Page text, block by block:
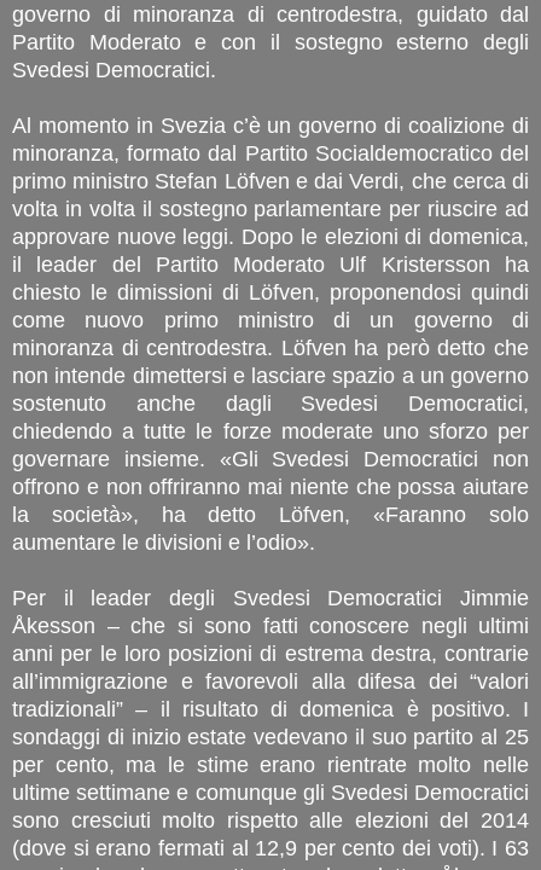
governo di minoranza di centrodestra, guidato dal
Partito Moderato e con il sostegno esterno degli
Svedesi Democratici.
Al momento in Svezia c’è un governo di coalizione di
minoranza, formato dal Partito Socialdemocratico del
primo ministro Stefan Löfven e dai Verdi, che cerca di
volta in volta il sostegno parlamentare per riuscire ad
approvare nuove leggi. Dopo le elezioni di domenica,
il leader del Partito Moderato Ulf Kristersson ha
chiesto le dimissioni di Löfven, proponendosi quindi
come nuovo primo ministro di un governo di
minoranza di centrodestra. Löfven ha però detto che
non intende dimettersi e lasciare spazio a un governo
sostenuto anche dagli Svedesi Democratici,
chiedendo a tutte le forze moderate uno sforzo per
governare insieme. «Gli Svedesi Democratici non
offrono e non offriranno mai niente che possa aiutare
la società», ha detto Löfven, «Faranno solo
aumentare le divisioni e l’odio».
Per il leader degli Svedesi Democratici Jimmie
Åkesson – che si sono fatti conoscere negli ultimi
anni per le loro posizioni di estrema destra, contrarie
all’immigrazione e favorevoli alla difesa dei “valori
tradizionali” – il risultato di domenica è positivo. I
sondaggi di inizio estate vedevano il suo partito al 25
per cento, ma le stime erano rientrate molto nelle
ultime settimane e comunque gli Svedesi Democratici
sono cresciuti molto rispetto alle elezioni del 2014
(dove si erano fermati al 12,9 per cento dei voti). I 63